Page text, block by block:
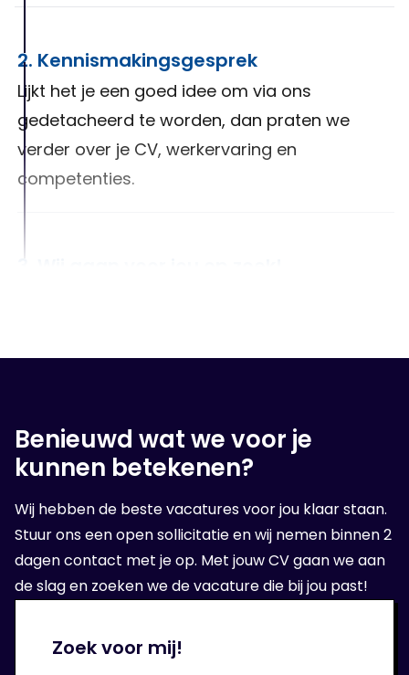
2. Kennismakingsgesprek
Lijkt het je een goed idee om via ons
gedetacheerd te worden, dan praten we
verder over je CV, werkervaring en
competenties.
jou te vinden. Of stellen je voor bij onze relatie
4. Op sollicitatie gesprek
Wanneer wij een geschikte organisatie voor
jou hebben gevonden, volgt er een sollicitatie
bij de opdrachtgever.
5. Aan de slag!
Zoek voor mij!
Benieuwd wat we voor je
kunnen betekenen?
Wij hebben de beste vacatures voor jou klaar staan.
Stuur ons een open sollicitatie en wij nemen binnen 2
dagen contact met je op. Met jouw CV gaan we aan
de slag en zoeken we de vacature die bij jou past!